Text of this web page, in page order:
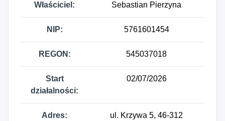
Właściciel: Sebastian Pierzyna
NIP: 5761601454
REGON: 545037018
Start
działalności:
02/07/2026
Adres:
ul. Krzywa 5, 46-312